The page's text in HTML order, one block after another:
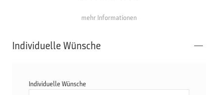
mehr Informationen
Individuelle Wünsche
Individuelle Wünsche